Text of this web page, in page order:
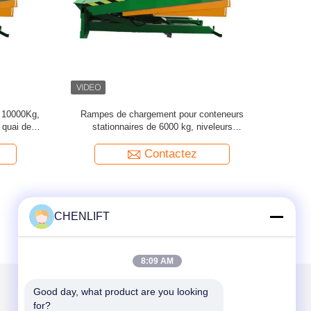
Rampe stationnaire de chargement du quai
élévateur élévateur élévateur de chargement
tonnes
Contactez
CHENLIFT
8:09 AM
Good day, what product are you looking
for?